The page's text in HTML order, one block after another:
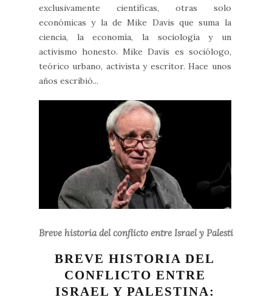
exclusivamente científicas, otras solo
económicas y la de Mike Davis que suma la
ciencia, la economía, la sociología y un
activismo honesto. Mike Davis es sociólogo,
teórico urbano, activista y escritor. Hace unos
años escribió...
Breve historia del conflicto entre Israel y Palestina
BREVE HISTORIA DEL
CONFLICTO ENTRE
ISRAEL Y PALESTINA: